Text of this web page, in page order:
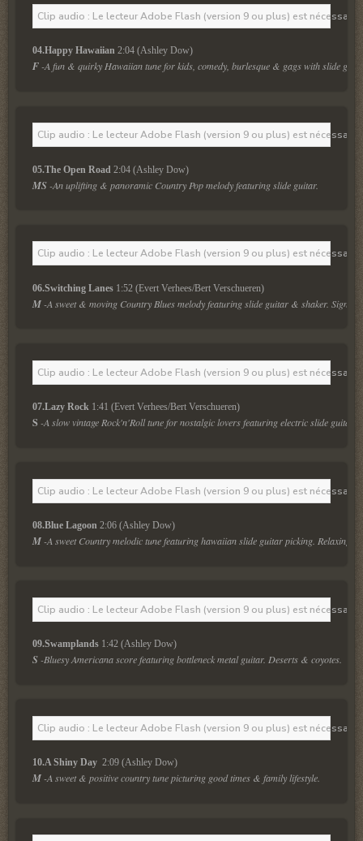
Clip audio : Le lecteur Adobe Flash (version 9 ou plus) est
04.Happy Hawaiian 2:04 (Ashley Dow)
F -A fun & quirky Hawaiian tune for kids, comedy, burlesque & gags with slide
Clip audio : Le lecteur Adobe Flash (version 9 ou plus) est
05.The Open Road 2:04 (Ashley Dow)
MS -An uplifting & panoramic Country Pop melody featuring slide guitar.
Clip audio : Le lecteur Adobe Flash (version 9 ou plus) est
06.Switching Lanes 1:52 (Evert Verhees/Bert Verschueren)
M -A sweet & moving Country Blues melody featuring slide guitar & shaker.
Clip audio : Le lecteur Adobe Flash (version 9 ou plus) est
07.Lazy Rock 1:41 (Evert Verhees/Bert Verschueren)
S -A slow vintage Rock'n'Roll tune for nostalgic lovers featuring electric slide guitar.
Clip audio : Le lecteur Adobe Flash (version 9 ou plus) est
08.Blue Lagoon 2:06 (Ashley Dow)
M -A sweet Country melodic tune featuring hawaiian slide guitar picking. Relaxing &
Clip audio : Le lecteur Adobe Flash (version 9 ou plus) est
09.Swamplands 1:42 (Ashley Dow)
S -Bluesy Americana score featuring bottleneck metal guitar. Deserts & coyotes.
Clip audio : Le lecteur Adobe Flash (version 9 ou plus) est
10.A Shiny Day 2:09 (Ashley Dow)
M -A sweet & positive country tune picturing good times & family lifestyle.